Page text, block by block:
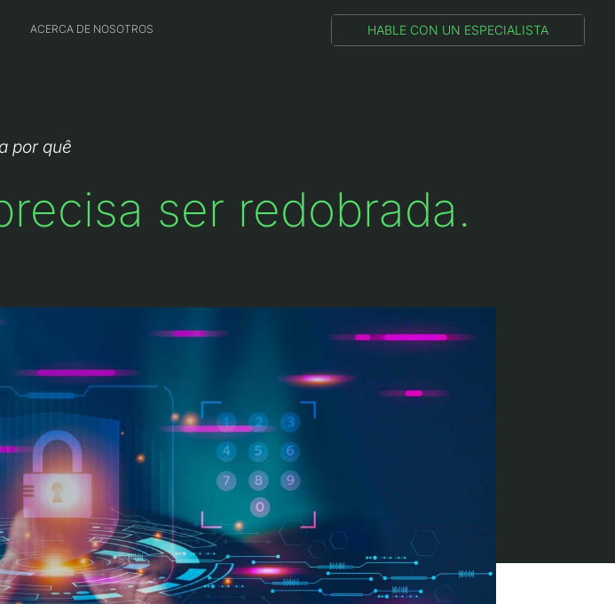
ACERCA DE NOSOTROS HABLE CON UN ESPECIALISTA
por quê
ser redobrada.